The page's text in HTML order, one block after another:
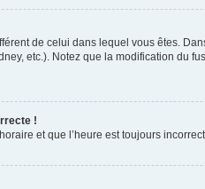
de celui dans lequel vous êtes.
etc.). Notez que la modification du
!
et que l’heure est toujours